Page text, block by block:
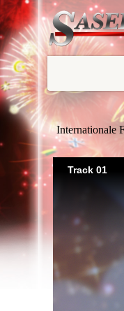
Internationale
Track 01